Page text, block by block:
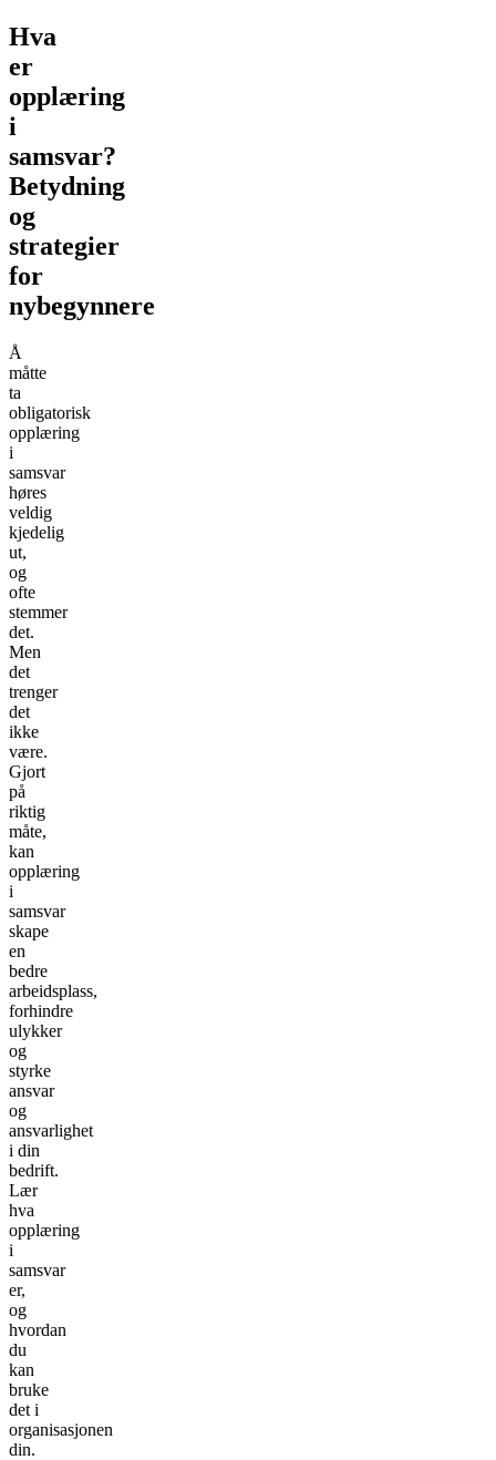
Hva
er
opplæring
i
samsvar?
Betydning
og
strategier
for
nybegynnere
Å
måtte
ta
obligatorisk
opplæring
i
samsvar
høres
veldig
kjedelig
ut,
og
ofte
stemmer
det.
Men
det
trenger
det
ikke
være.
Gjort
på
riktig
måte,
kan
opplæring
i
samsvar
skape
en
bedre
arbeidsplass,
forhindre
ulykker
og
styrke
ansvar
og
ansvarlighet
i din
bedrift.
Lær
hva
opplæring
i
samsvar
er,
og
hvordan
du
kan
bruke
det i
organisasjonen
din.